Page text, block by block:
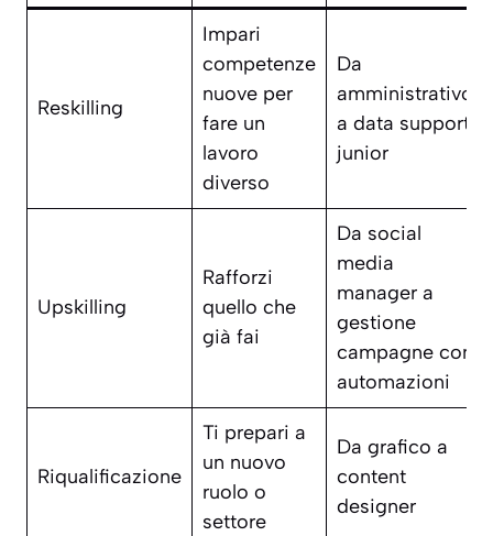
Reskilling
Impari
competenze
nuove per
fare un
lavoro
diverso
Da
amministrativo
a data support
junior
Upskilling
Rafforzi
quello che
già fai
Da social
media
manager a
gestione
campagne con
automazioni
Riqualificazione
Ti prepari a
un nuovo
ruolo o
settore
Da grafico a
content
designer